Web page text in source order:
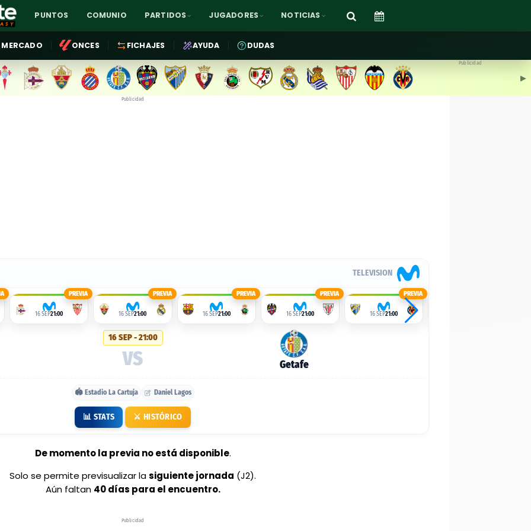
PUNTOS COMUNIO PARTIDOS JUGADORES NOTICIAS
MERCADO ONCES FICHAJES AYUDA DUDAS
▶︎
Publicidad
Publicidad
TELEVISION
PREVIA
16 SEP21:00
PREVIA
16 SEP21:00
PREVIA
16 SEP21:00
PREVIA
16 SEP21:00
PREVIA
16 SEP21:00
16 SEP - 21:00
VS Getafe
🏟️ Estadio La Cartuja Daniel Lagos
📊 STATS ⚔️ HISTÓRICO
De momento la previa no está disponible.
Solo se permite previsualizar lasiguiente jornada (J2).
Aún faltan 40 días para el encuentro.
Publicidad